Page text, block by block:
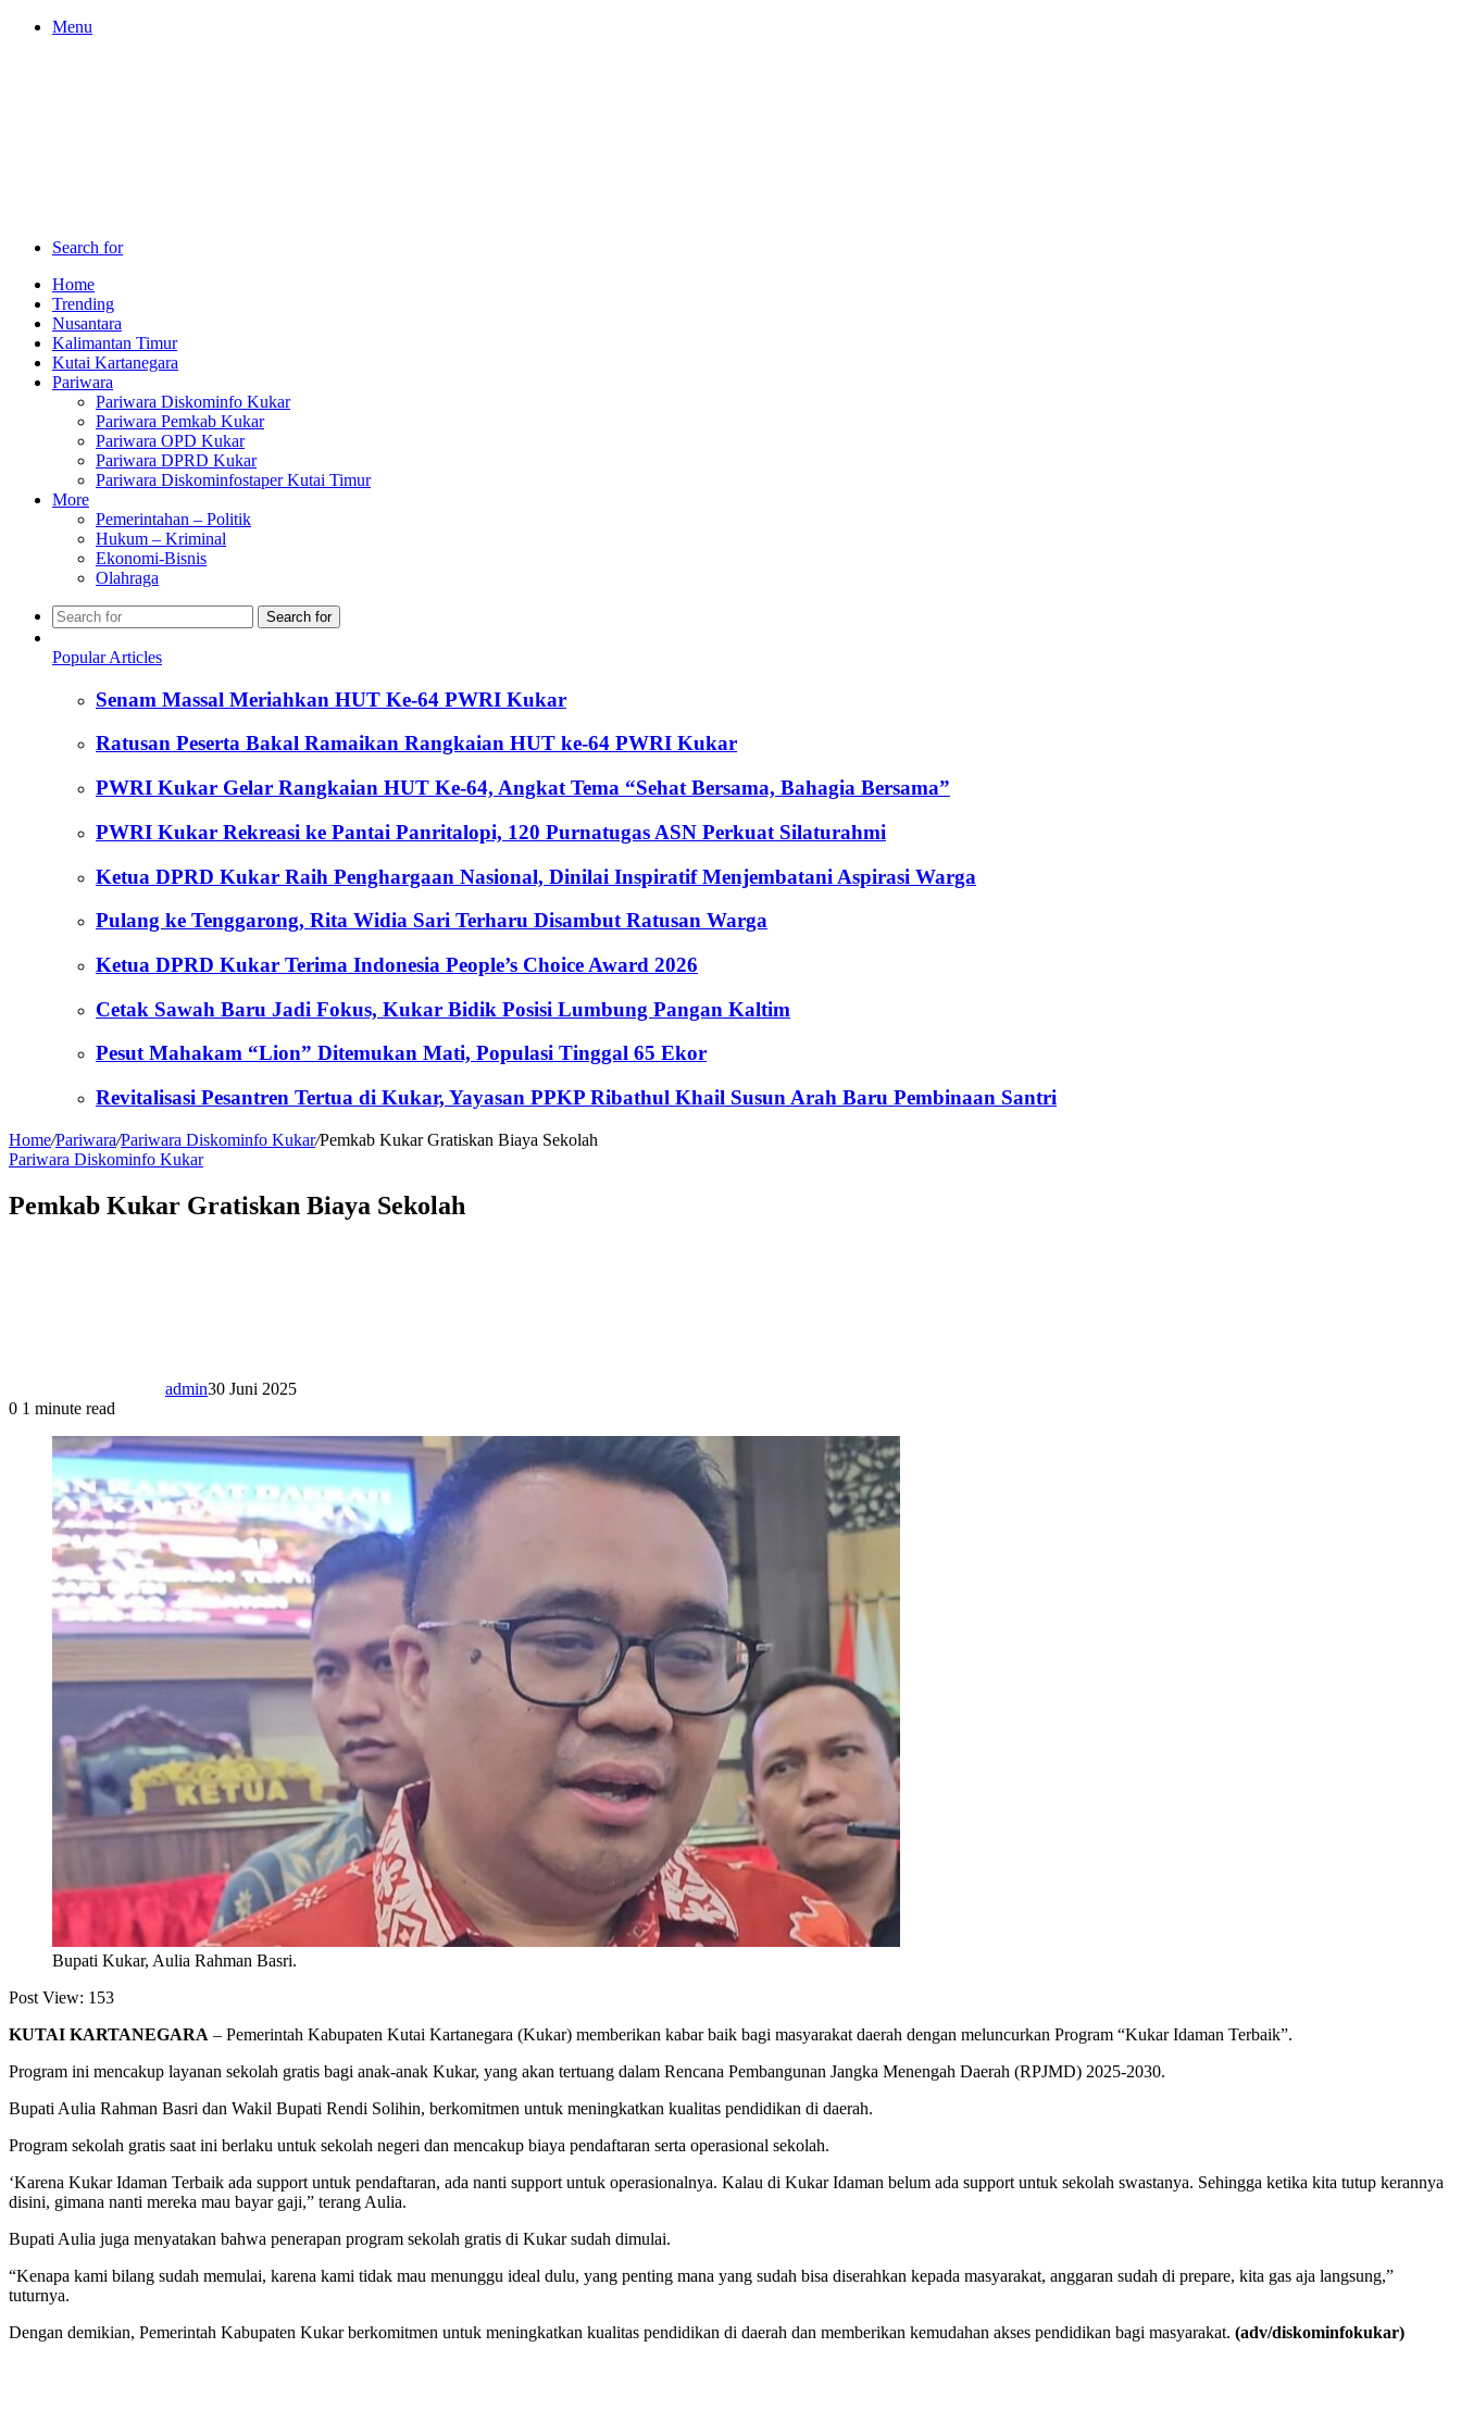
Menu
Search for
Home
Trending
Nusantara
Kalimantan Timur
Kutai Kartanegara
Pariwara
Pariwara Diskominfo Kukar
Pariwara Pemkab Kukar
Pariwara OPD Kukar
Pariwara DPRD Kukar
Pariwara Diskominfostaper Kutai Timur
More
Pemerintahan – Politik
Hukum – Kriminal
Ekonomi-Bisnis
Olahraga
Search for
Popular Articles
Senam Massal Meriahkan HUT Ke-64 PWRI Kukar
Ratusan Peserta Bakal Ramaikan Rangkaian HUT ke-64 PWRI Kukar
PWRI Kukar Gelar Rangkaian HUT Ke-64, Angkat Tema “Sehat Bersama, Bahagia Bersama”
PWRI Kukar Rekreasi ke Pantai Panritalopi, 120 Purnatugas ASN Perkuat Silaturahmi
Ketua DPRD Kukar Raih Penghargaan Nasional, Dinilai Inspiratif Menjembatani Aspirasi Warga
Pulang ke Tenggarong, Rita Widia Sari Terharu Disambut Ratusan Warga
Ketua DPRD Kukar Terima Indonesia People’s Choice Award 2026
Cetak Sawah Baru Jadi Fokus, Kukar Bidik Posisi Lumbung Pangan Kaltim
Pesut Mahakam “Lion” Ditemukan Mati, Populasi Tinggal 65 Ekor
Revitalisasi Pesantren Tertua di Kukar, Yayasan PPKP Ribathul Khail Susun Arah Baru Pembinaan Santri
Home/Pariwara/Pariwara Diskominfo Kukar/Pemkab Kukar Gratiskan Biaya Sekolah
Pariwara Diskominfo Kukar
Pemkab Kukar Gratiskan Biaya Sekolah
admin30 Juni 2025
0 1 minute read
Bupati Kukar, Aulia Rahman Basri.
Post View: 153
KUTAI KARTANEGARA – Pemerintah Kabupaten Kutai Kartanegara (Kukar) memberikan kabar baik bagi masyarakat daerah dengan meluncurkan Program “Kukar Idaman Terbaik”.
Program ini mencakup layanan sekolah gratis bagi anak-anak Kukar, yang akan tertuang dalam Rencana Pembangunan Jangka Menengah Daerah (RPJMD) 2025-2030.
Bupati Aulia Rahman Basri dan Wakil Bupati Rendi Solihin, berkomitmen untuk meningkatkan kualitas pendidikan di daerah.
Program sekolah gratis saat ini berlaku untuk sekolah negeri dan mencakup biaya pendaftaran serta operasional sekolah.
‘Karena Kukar Idaman Terbaik ada support untuk pendaftaran, ada nanti support untuk operasionalnya. Kalau di Kukar Idaman belum ada support untuk sekolah swastanya. Sehingga ketika kita tutup kerannya
disini, gimana nanti mereka mau bayar gaji,” terang Aulia.
Bupati Aulia juga menyatakan bahwa penerapan program sekolah gratis di Kukar sudah dimulai.
“Kenapa kami bilang sudah memulai, karena kami tidak mau menunggu ideal dulu, yang penting mana yang sudah bisa diserahkan kepada masyarakat, anggaran sudah di prepare, kita gas aja langsung,”
tuturnya.
Dengan demikian, Pemerintah Kabupaten Kukar berkomitmen untuk meningkatkan kualitas pendidikan di daerah dan memberikan kemudahan akses pendidikan bagi masyarakat. (adv/diskominfokukar)